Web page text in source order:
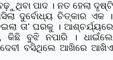
ପାଦ । ନତ ହେଲା ଦୃଷ୍ଟି
ଦୁର୍ବୋଧ୍ୟ ଚିତ୍କାର ଏକ ।
ତା’ ଘରକୁ । ଆଶ୍ଚର୍ଯ୍ୟରେ
କିଛି ବୁଝି ନପାରି । ଧାଇଁଲେ
ବସିଥିଲେ ଆଖିରେ ଆଖିଏ